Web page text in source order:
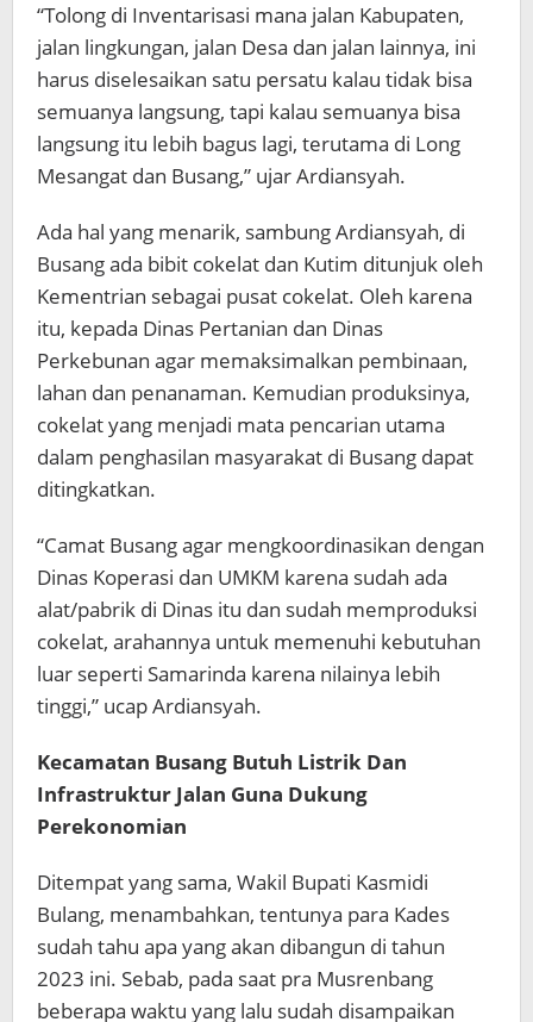
“Tolong di Inventarisasi mana jalan Kabupaten,
jalan lingkungan, jalan Desa dan jalan lainnya, ini
harus diselesaikan satu persatu kalau tidak bisa
semuanya langsung, tapi kalau semuanya bisa
langsung itu lebih bagus lagi, terutama di Long
Mesangat dan Busang,” ujar Ardiansyah.
Ada hal yang menarik, sambung Ardiansyah, di
Busang ada bibit cokelat dan Kutim ditunjuk oleh
Kementrian sebagai pusat cokelat. Oleh karena
itu, kepada Dinas Pertanian dan Dinas
Perkebunan agar memaksimalkan pembinaan,
lahan dan penanaman. Kemudian produksinya,
cokelat yang menjadi mata pencarian utama
dalam penghasilan masyarakat di Busang dapat
ditingkatkan.
“Camat Busang agar mengkoordinasikan dengan
Dinas Koperasi dan UMKM karena sudah ada
alat/pabrik di Dinas itu dan sudah memproduksi
cokelat, arahannya untuk memenuhi kebutuhan
luar seperti Samarinda karena nilainya lebih
tinggi,” ucap Ardiansyah.
Kecamatan Busang Butuh Listrik Dan
Infrastruktur Jalan Guna Dukung
Perekonomian
Ditempat yang sama, Wakil Bupati Kasmidi
Bulang, menambahkan, tentunya para Kades
sudah tahu apa yang akan dibangun di tahun
2023 ini. Sebab, pada saat pra Musrenbang
beberapa waktu yang lalu sudah disampaikan